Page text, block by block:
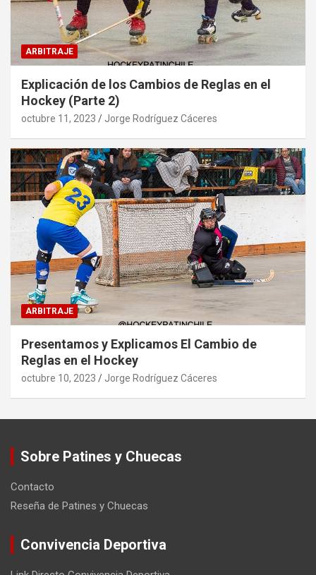
ARBITRAJE
Explicación de los Cambios de Reglas en el
Hockey (Parte 2)
octubre 11, 2023 Jorge Rodríguez Cáceres
ARBITRAJE
Presentamos y Explicamos El Cambio de
Reglas en el Hockey
octubre 10, 2023 Jorge Rodríguez Cáceres
Sobre Patines y Chuecas
Contacto
Reseña de Patines y Chuecas
Convivencia Deportiva